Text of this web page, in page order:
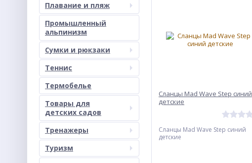
Плавание и пляж
Промышленный
альпинизм
Сумки и рюкзаки
Теннис
Термобелье
Товары для
детских садов
Тренажеры
Туризм
Сланцы Mad Wave Step синий
детские
Сланцы Mad Wave Step синий
детские